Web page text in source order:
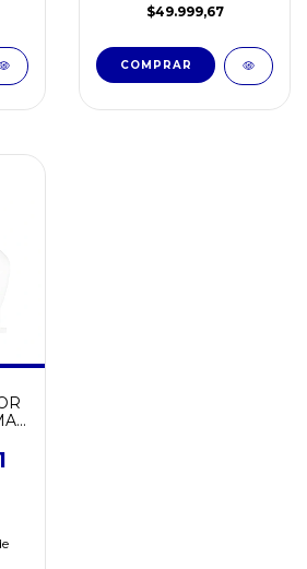
$49.999,67